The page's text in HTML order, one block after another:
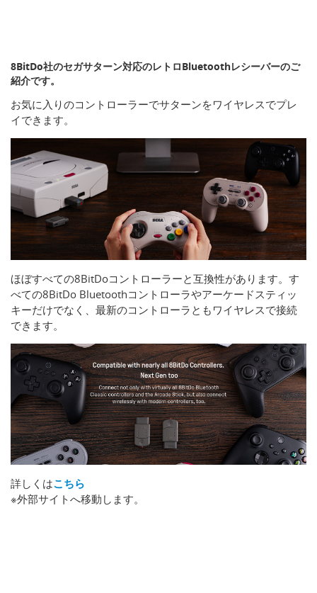
8BitDo社のセガサターン対応のレトロBluetoothレシーバーのご
紹介です。
お気に入りのコントローラーでサターンをワイヤレスでプレ
イできます。
ほぼすべての8BitDoコントローラーと互換性があります。す
べての8BitDo Bluetoothコントローラやアーケードスティッ
キーだけでなく、最新のコントローラともワイヤレスで接続
できます。
詳しくはこちら
※外部サイトへ移動します。